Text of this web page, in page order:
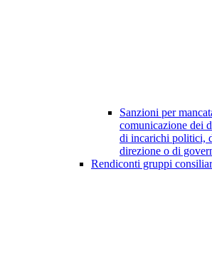
Sanzioni per
comunicazione dei
di incarichi politici,
direzione o di
Rendiconti gruppi